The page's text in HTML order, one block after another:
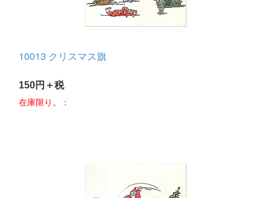
10013 クリスマス旗
150円＋税
在庫限り。：